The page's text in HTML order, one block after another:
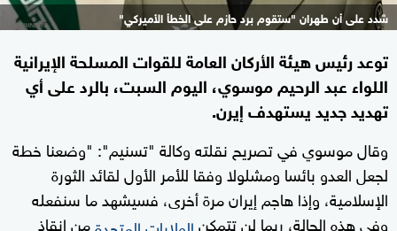
شدد على أن طهران "ستقوم برد حازم على الخطأ الأميركي"
توعد رئيس هيئة الأركان العامة للقوات المسلحة الإيرانية
اللواء عبد الرحيم موسوي، اليوم السبت، بالرد على أي
تهديد جديد يستهدف إيرن.
وقال موسوي في تصريح نقلته وكالة "تسنيم": "وضعنا خطة
لجعل العدو بائسا ومشلولا وفقا للأمر الأول لقائد الثورة
الإسلامية، وإذا هاجم إيران مرة أخرى، فسيشهد ما سنفعله
وفي هذه الحالة، ربما لن تتمكن
من إنقاذ